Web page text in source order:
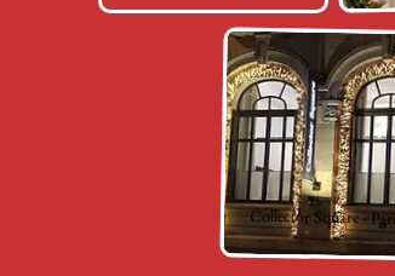
Collector Square -